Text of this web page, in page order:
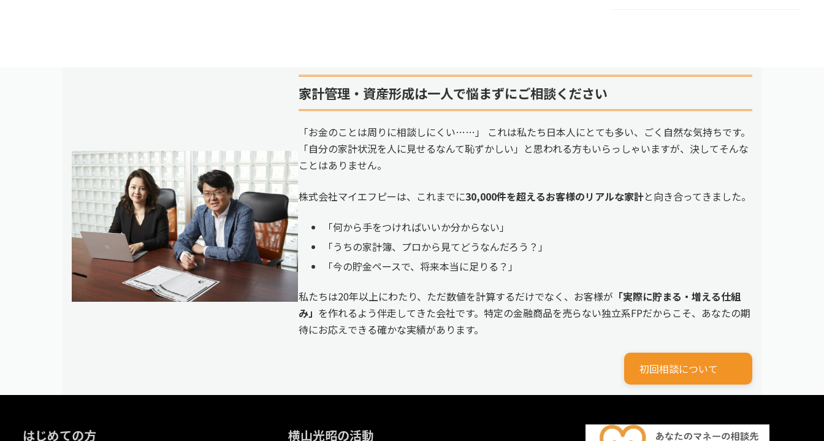
家計管理・資産形成は一人で悩まずにご相談ください
「お金のことは周りに相談しにくい……」 これは私たち日本人にとても多い、ごく自然な気持ちです。
「自分の家計状況を人に見せるなんて恥ずかしい」と思われる方もいらっしゃいますが、決してそんな
ことはありません。
株式会社マイエフピーは、これまでに30,000件を超えるお客様のリアルな家計と向き合ってきました。
「何から手をつければいいか分からない」
「うちの家計簿、プロから見てどうなんだろう？」
「今の貯金ペースで、将来本当に足りる？」
私たちは20年以上にわたり、ただ数値を計算するだけでなく、お客様が 「実際に貯まる・増える仕組
み」 を作れるよう伴走してきた会社です。特定の金融商品を売らない独立系FPだからこそ、あなたの期
待にお応えできる確かな実績があります。
初回相談について
はじめての方 横山光昭の活動